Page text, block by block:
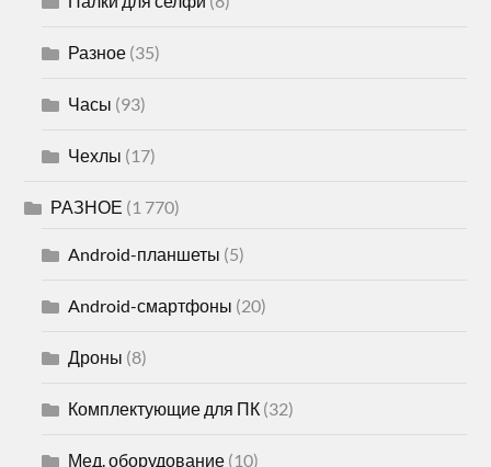
Разное (35)
Часы (93)
Чехлы (17)
РАЗНОЕ (1 770)
Android-планшеты (5)
Android-смартфоны (20)
Дроны (8)
Комплектующие для ПК (32)
Мед. оборудование (10)